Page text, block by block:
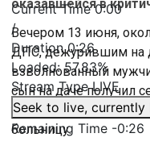
Current Time0:00
/
Duration0:26
Loaded:57.83%
Stream TypeLIVE
Seek to live, currently
Remaining Time -0:26
оказавшейся в
Вечером 13 июня,
ДПС, дежурившим на
взволнованный
сын на даче получил
требовалась срочная
больницу.